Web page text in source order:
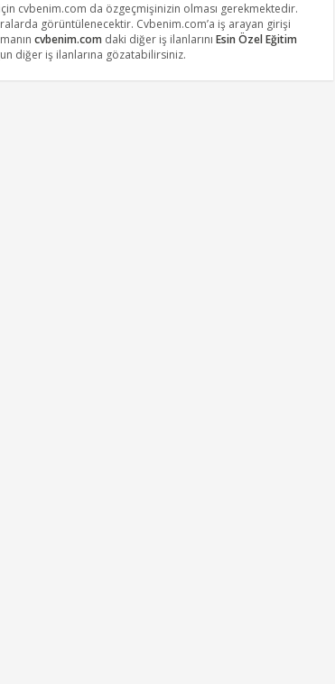
cvbenim.com da özgeçmişinizin olması gerekmektedir.
görüntülenecektir. Cvbenim.com’a iş arayan girişi
cvbenim.com daki diğer iş ilanlarını Esin Özel Eğitim
diğer iş ilanlarına gözatabilirsiniz.